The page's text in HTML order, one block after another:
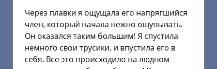
Через плавки я ощущала его напрягшийся
член, который начала нежно ощупывать.
Он оказался таким большим! Я спустила
немного свои трусики, и впустила его в
себя. Все это происходило на людном